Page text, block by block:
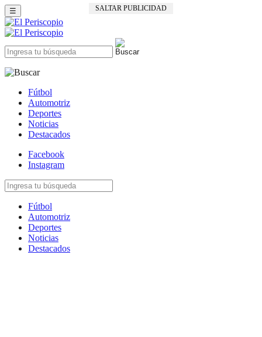
SALTAR PUBLICIDAD
☰
Fútbol
Automotriz
Deportes
Noticias
Destacados
Facebook
Instagram
Fútbol
Automotriz
Deportes
Noticias
Destacados